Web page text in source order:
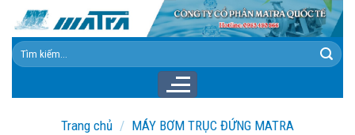
content
Tìm
kiếm:
Trang chủ / MÁY BƠM TRỤC ĐỨNG MATRA